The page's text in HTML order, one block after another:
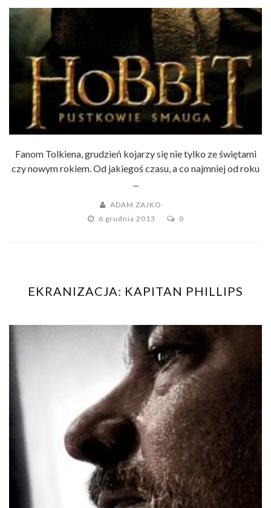
Fanom Tolkiena, grudzień kojarzy się nie tylko ze świętami
czy nowym rokiem. Od jakiegoś czasu, a co najmniej od roku
...
ADAM ZAJKO
6 grudnia 2013
0
EKRANIZACJA: KAPITAN PHILLIPS